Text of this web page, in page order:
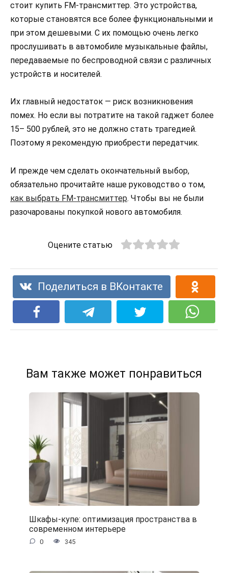
стоит купить FM-трансмиттер. Это устройства,
которые становятся все более функциональными и
при этом дешевыми. С их помощью очень легко
прослушивать в автомобиле музыкальные файлы,
передаваемые по беспроводной связи с различных
устройств и носителей.
Их главный недостаток — риск возникновения
помех. Но если вы потратите на такой гаджет более
15– 500 рублей, это не должно стать трагедией.
Поэтому я рекомендую приобрести передатчик.
И прежде чем сделать окончательный выбор,
обязательно прочитайте наше руководство о том,
как выбрать FM-трансмиттер. Чтобы вы не были
разочарованы покупкой нового автомобиля.
Оцените статью
Поделиться в ВКонтакте
Вам также может понравиться
Шкафы-купе: оптимизация пространства в
современном интерьере
0 345